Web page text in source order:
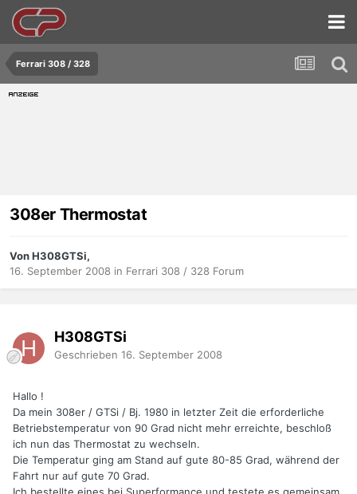
Ferrari 308 / 328
308er Thermostat
Von H308GTSi,
16. September 2008 in Ferrari 308 / 328 Forum
H308GTSi
Geschrieben 16. September 2008
Hallo !
Da mein 308er / GTSi / Bj. 1980 in letzter Zeit die erforderliche
Betriebstemperatur von 90 Grad nicht mehr erreichte, beschloß
ich nun das Thermostat zu wechseln.
Die Temperatur ging am Stand auf gute 80-85 Grad, während der
Fahrt nur auf gute 70 Grad.